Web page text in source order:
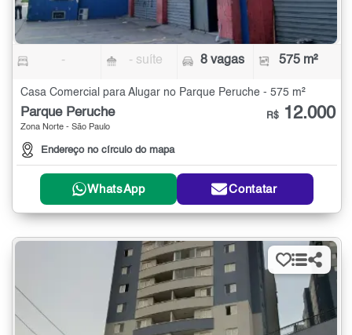
- - suíte 8 vagas 575 m²
Casa Comercial para Alugar no Parque Peruche - 575 m²
Parque Peruche
Zona Norte - São Paulo
Endereço no círculo do mapa
R$ 12.000
WhatsApp Contatar